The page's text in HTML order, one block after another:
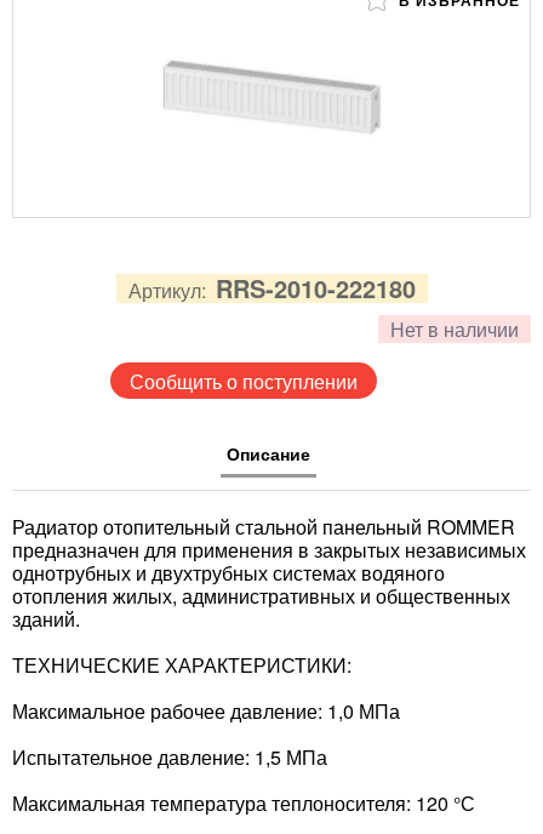
Артикул: RRS-2010-222180
Нет в наличии
Сообщить о поступлении
Описание
Радиатор отопительный стальной панельный ROMMER
предназначен для применения в закрытых независимых
однотрубных и двухтрубных системах водяного
отопления жилых, административных и общественных
зданий.
ТЕХНИЧЕСКИЕ ХАРАКТЕРИСТИКИ:
Максимальное рабочее давление: 1,0 МПа
Испытательное давление: 1,5 МПа
Максимальная температура теплоносителя: 120 °С